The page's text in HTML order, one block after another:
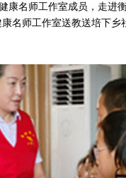
康名师工作室成员，走进
名师工作室送教送培下